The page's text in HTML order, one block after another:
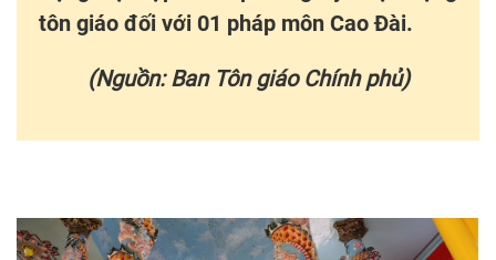
tôn giáo đối với 01 pháp môn Cao Đài.
(Nguồn: Ban Tôn giáo Chính phủ)